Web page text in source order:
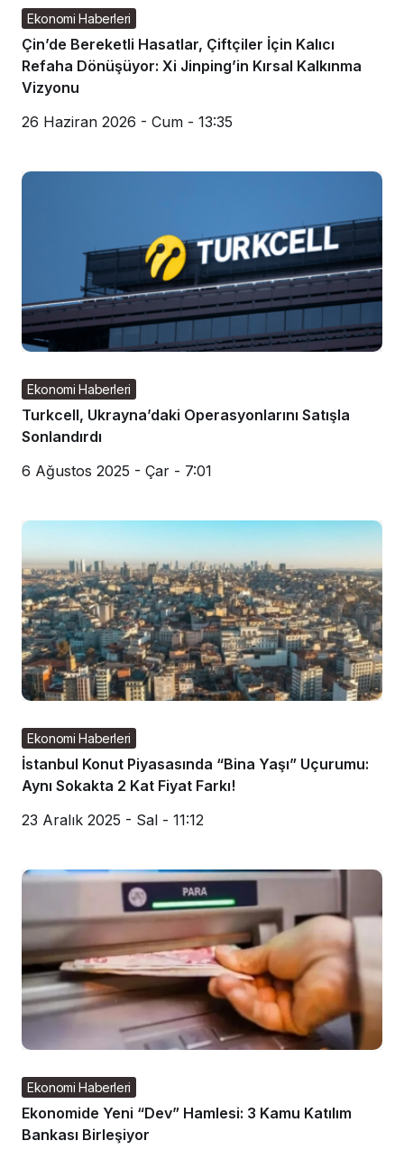
Ekonomi Haberleri
Çin’de Bereketli Hasatlar, Çiftçiler İçin Kalıcı
Refaha Dönüşüyor: Xi Jinping’in Kırsal Kalkınma
Vizyonu
26 Haziran 2026 - Cum - 13:35
Ekonomi Haberleri
Turkcell, Ukrayna’daki Operasyonlarını Satışla
Sonlandırdı
6 Ağustos 2025 - Çar - 7:01
Ekonomi Haberleri
İstanbul Konut Piyasasında “Bina Yaşı” Uçurumu:
Aynı Sokakta 2 Kat Fiyat Farkı!
23 Aralık 2025 - Sal - 11:12
Ekonomi Haberleri
Ekonomide Yeni “Dev” Hamlesi: 3 Kamu Katılım
Bankası Birleşiyor